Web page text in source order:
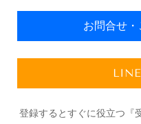
お問合せ
登録するとすぐに役立つ『